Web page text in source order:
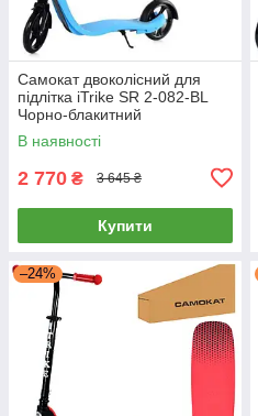
Самокат двоколісний для
підлітка iTrike SR 2-082-BL
Чорно-блакитний
В наявності
2 770 ₴ 3 645 ₴
Купити
–24%